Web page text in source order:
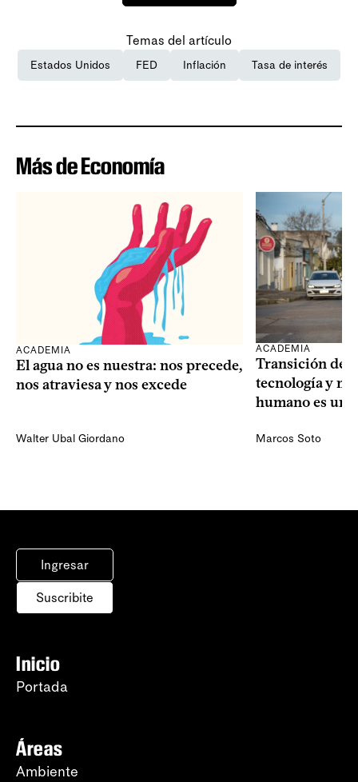
Temas del artículo
Estados Unidos FED Inflación Tasa de interés
Más de Economía
ACADEMIA
El agua no es nuestra: nos precede,
nos atraviesa y nos excede
Walter Ubal Giordano
ACADEMIA
Transición
tecnología y
humano es
Marcos Soto
Ingresar
Suscribite
Inicio
Portada
Áreas
Ambiente